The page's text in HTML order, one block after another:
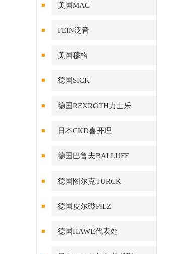
美国MAC
FEIN泛音
美国穆格
德国SICK
德国REXROTH力士乐
日本CKD喜开理
德国巴鲁夫BALLUFF
德国图尔克TURCK
德国皮尔磁PILZ
德国HAWE代表处